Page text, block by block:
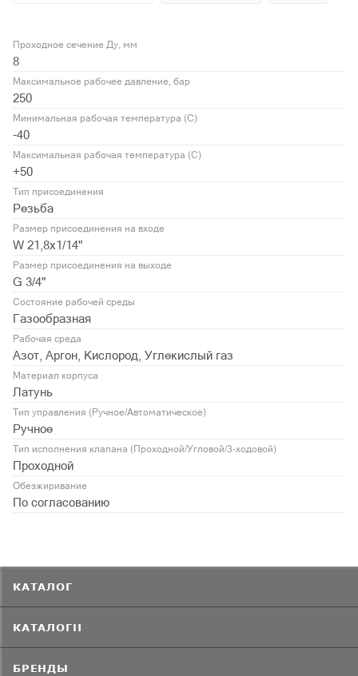
Проходное сечение Ду, мм
8
Максимальное рабочее давление, бар
250
Минимальная рабочая температура (С)
-40
Максимальная рабочая температура (С)
+50
Тип присоединения
Резьба
Размер присоединения на входе
W 21,8x1/14"
Размер присоединения на выходе
G 3/4"
Состояние рабочей среды
Газообразная
Рабочая среда
Азот, Аргон, Кислород, Углекислый газ
Материал корпуса
Латунь
Тип управления (Ручное/Автоматическое)
Ручное
Тип исполнения клапана (Проходной/Угловой/3-ходовой)
Проходной
Обезжиривание
По согласованию
КАТАЛОГ
КАТАЛОГИ
БРЕНДЫ